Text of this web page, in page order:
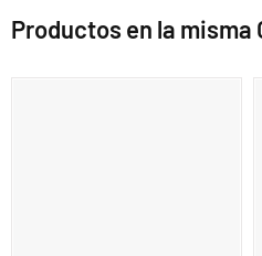
Productos en la misma